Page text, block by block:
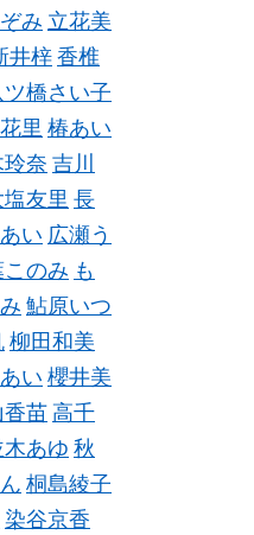
み 立花美
井梓 香椎
ツ橋さい子
里 椿あい
奈 吉川
塩友里 長
い 広瀬う
のみ も
鮎原いつ
柳田和美
い 櫻井美
香苗 高千
木あゆ 秋
桐島綾子
染谷京香